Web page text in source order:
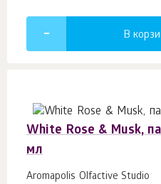
В
White Rose & Musk,
мл
Aromapolis Olfactive Studio